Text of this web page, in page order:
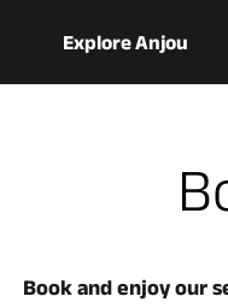
Explore Anjou
Book and enjoy our